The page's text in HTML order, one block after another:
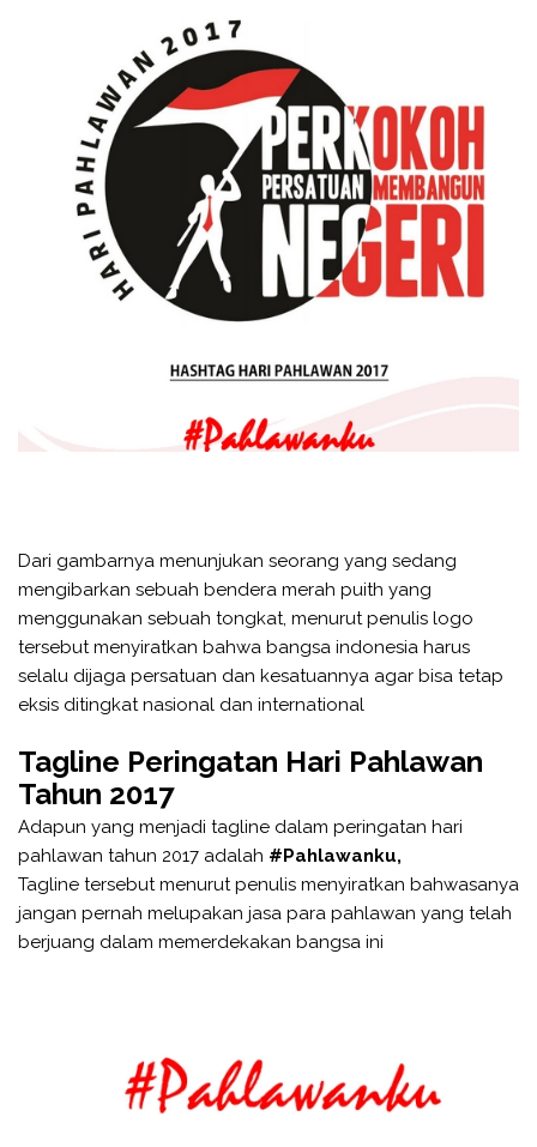
Dari gambarnya menunjukan seorang yang sedang
mengibarkan sebuah bendera merah puith yang
menggunakan sebuah tongkat, menurut penulis logo
tersebut menyiratkan bahwa bangsa indonesia harus
selalu dijaga persatuan dan kesatuannya agar bisa tetap
eksis ditingkat nasional dan international
Tagline Peringatan Hari Pahlawan
Tahun 2017
Adapun yang menjadi tagline dalam peringatan hari
pahlawan tahun 2017 adalah #Pahlawanku,
Tagline tersebut menurut penulis menyiratkan bahwasanya
jangan pernah melupakan jasa para pahlawan yang telah
berjuang dalam memerdekakan bangsa ini